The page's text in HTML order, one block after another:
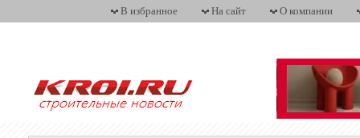
В избранное На сайт О компании